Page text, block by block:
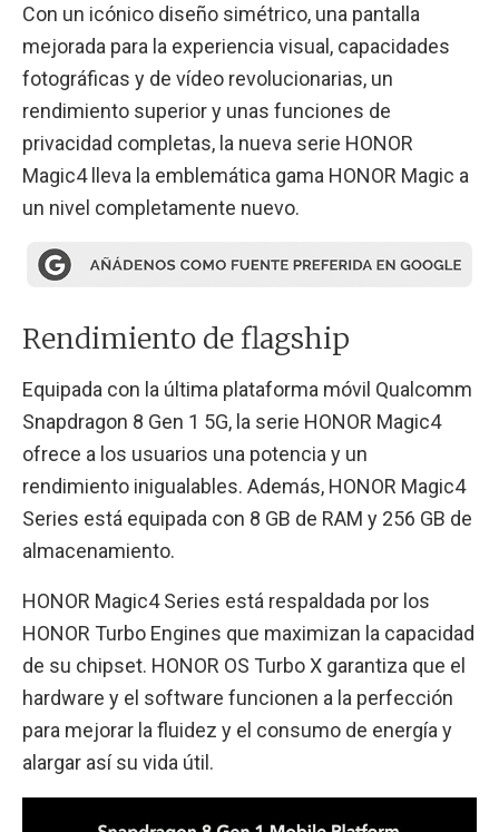
Con un icónico diseño simétrico, una pantalla
mejorada para la experiencia visual, capacidades
fotográficas y de vídeo revolucionarias, un
rendimiento superior y unas funciones de
privacidad completas, la nueva serie HONOR
Magic4 lleva la emblemática gama HONOR Magic a
un nivel completamente nuevo.
Rendimiento de flagship
Equipada con la última plataforma móvil Qualcomm
Snapdragon 8 Gen 1 5G, la serie HONOR Magic4
ofrece a los usuarios una potencia y un
rendimiento inigualables. Además, HONOR Magic4
Series está equipada con 8 GB de RAM y 256 GB de
almacenamiento.
HONOR Magic4 Series está respaldada por los
HONOR Turbo Engines que maximizan la capacidad
de su chipset. HONOR OS Turbo X garantiza que el
hardware y el software funcionen a la perfección
para mejorar la fluidez y el consumo de energía y
alargar así su vida útil.